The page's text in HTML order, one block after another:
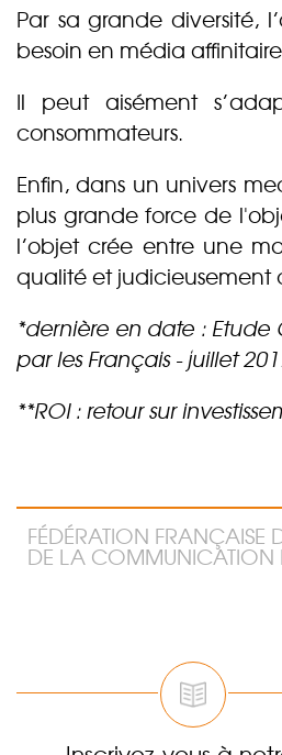
Par sa grande diversité,
besoin en média
Il peut aisément
consommateurs.
Enfin, dans un univers
plus grande force de
l’objet crée entre une
qualité et judicieusement
*dernière en date : Etude
par les Français - juillet
**ROI : retour sur
FÉDÉRATION FRANÇAISE
DE LA COMMUNICATION